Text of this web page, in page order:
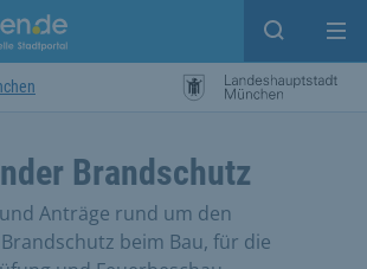
Open
Brandschutz
Anträge rund um den
beim Bau, für die